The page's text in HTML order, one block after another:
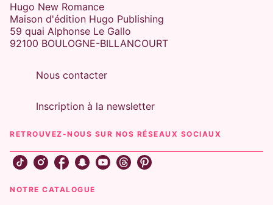
Hugo New Romance
Maison d'édition Hugo Publishing
59 quai Alphonse Le Gallo
92100 BOULOGNE-BILLANCOURT
Nous contacter
Inscription à la newsletter
RETROUVEZ-NOUS SUR NOS RÉSEAUX SOCIAUX
NOTRE CATALOGUE